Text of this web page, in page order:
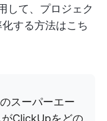
して、プロジェク
する方法はこち
スーパーエー
ClickUpをどの